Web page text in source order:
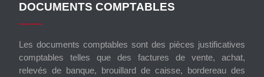
DOCUMENTS COMPTABLES
Les documents comptables sont des pièces justificatives
comptables telles que des factures de vente, achat,
relevés de banque, brouillard de caisse, bordereau des